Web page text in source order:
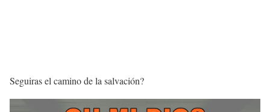
Seguiras el camino de la salvación?